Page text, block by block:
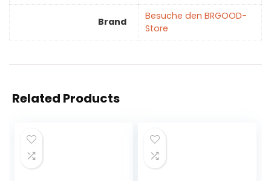
Brand
Besuche den BRGOOD-
Store
Related Products